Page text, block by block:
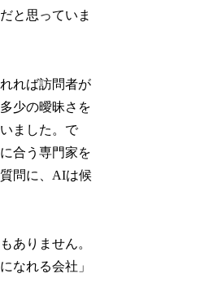
と思っていま
れば訪問者が
少の曖昧さを
ました。で
合う専門家を
問に、AIは候
ありません。
なれる会社」